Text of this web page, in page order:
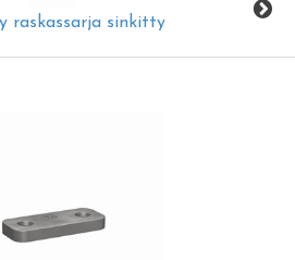
raskassarja sinkitty